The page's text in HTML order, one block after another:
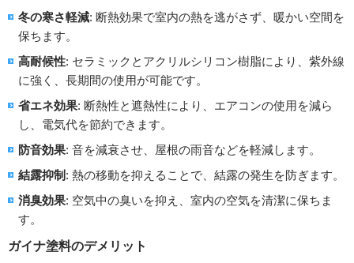
冬の寒さ軽減: 断熱効果で室内の熱を逃がさず、暖かい空間を
保ちます。
高耐候性: セラミックとアクリルシリコン樹脂により、紫外線
に強く、長期間の使用が可能です。
省エネ効果: 断熱性と遮熱性により、エアコンの使用を減ら
し、電気代を節約できます。
防音効果: 音を減衰させ、屋根の雨音などを軽減します。
結露抑制 : 熱の移動を抑えることで、結露の発生を防ぎます。
消臭効果: 空気中の臭いを抑え、室内の空気を清潔に保ちま
す。
ガイナ塗料のデメリット